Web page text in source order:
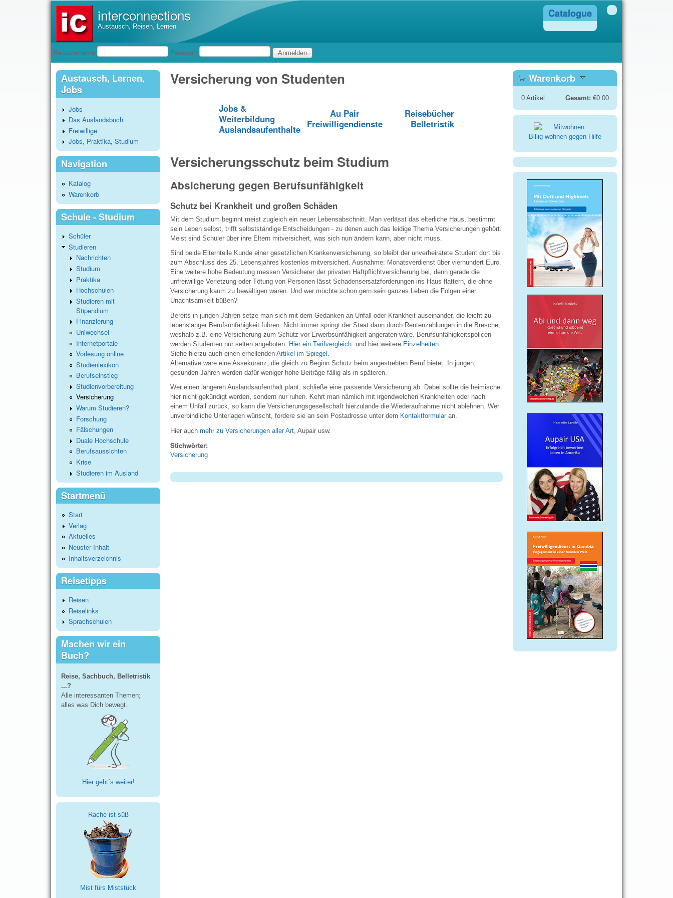
interconnections
Austausch, Reisen, Lernen
Catalogue
Benutzeranmeldung
Benutzername Passwort
Versicherung von Studenten
Jobs &
Weiterbildung
Auslandsaufenthalte
Au Pair
Freiwilligendienste
Reisebücher
Belletristik
Versicherungsschutz beim Studium
Absicherung gegen Berufsunfähigkeit
Schutz bei Krankheit und großen Schäden
Mit dem Studium beginnt meist zugleich ein neuer Lebensabschnitt. Man verlässt das elterliche Haus, bestimmt
sein Leben selbst, trifft selbstständige Entscheidungen - zu denen auch das leidige Thema Versicherungen gehört.
Meist sind Schüler über ihre Eltern mitversichert, was sich nun ändern kann, aber nicht muss.
Sind beide Elternteile Kunde einer gesetzlichen Krankenversicherung, so bleibt der unverheiratete Student dort bis
zum Abschluss des 25. Lebensjahres kostenlos mitversichert. Ausnahme: Monatsverdienst über vierhundert Euro.
Eine weitere hohe Bedeutung messen Versicherer der privaten Haftpflichtversicherung bei, denn gerade die
unfreiwillige Verletzung oder Tötung von Personen lässt Schadensersatzforderungen ins Haus flattern, die ohne
Versicherung kaum zu bewältigen wären. Und wer möchte schon gern sein ganzes Leben die Folgen einer
Unachtsamkeit büßen?
Bereits in jungen Jahren setze man sich mit dem Gedanken an Unfall oder Krankheit auseinander, die leicht zu
lebenslanger Berufsunfähigkeit führen. Nicht immer springt der Staat dann durch Rentenzahlungen in die Bresche,
weshalb z.B. eine Versicherung zum Schutz vor Erwerbsunfähigkeit angeraten wäre. Berufsunfähigkeitspolicen
werden Studenten nur selten angeboten. Hier ein Tarifvergleich. und hier weitere Einzelheiten.
Siehe hierzu auch einen erhellenden Artikel im Spiegel
Alternative wäre eine Assekuranz, die gleich zu Beginn Schutz beim angestrebten Beruf bietet. In jungen,
gesunden Jahren werden dafür weniger hohe Beiträge fällig als in späteren.
Wer einen längeren Auslandsaufenthalt plant, schließe eine passende Versicherung ab. Dabei sollte die heimische
hier nicht gekündigt werden, sondern nur ruhen. Kehrt man nämlich mit irgendwelchen Krankheiten oder nach
einem Unfall zurück, so kann die Versicherungsgesellschaft hierzulande die Wiederaufnahme nicht ablehnen. Wer
unverbindliche Unterlagen wünscht, fordere sie an sein Postadresse unter dem Kontaktformularan.
Hier auch mehr zu Versicherungen aller Art , Aupair usw.
Stichwörter:
Versicherung
Austausch, Lernen,
Jobs
Jobs
Das Auslandsbuch
Freiwillige
Jobs, Praktika, Studium
Navigation
Katalog
Warenkorb
Schule - Studium
Schüler
Studieren
Nachrichten
Studium
Praktika
Hochschulen
Studieren mit
Stipendium
Finanzierung
Uniwechsel
Internetportale
Vorlesung online
Studienlexikon
Berufseinstieg
Studienvorbereitung
Versicherung
Warum Studieren?
Forschung
Fälschungen
Duale Hochschule
Berufsaussichten
Krise
Studieren im Ausland
Startmenü
Start
Verlag
Aktuelles
Neuster Inhalt
Inhaltsverzeichnis
Reisetipps
Reisen
Reiselinks
Sprachschulen
Machen wir ein
Buch?
Reise, Sachbuch, Belletristik
...?
Alle interessanten Themen;
alles was Dich bewegt.
Hier geht´s weiter!
Rache ist süß
Mist fürs Miststück
Warenkorb
0Artikel Gesamt: €0.00
Billig wohnen gegen Hilfe